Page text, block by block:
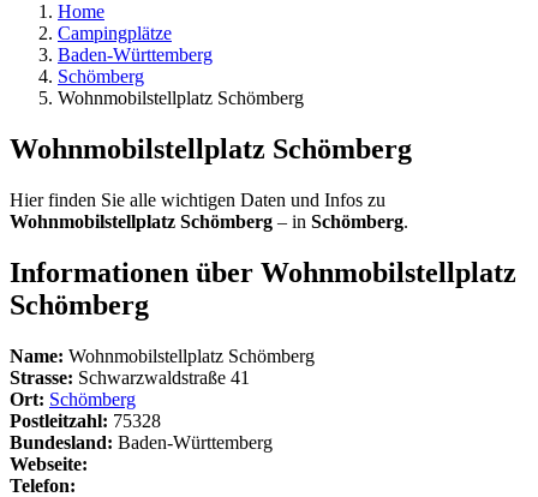
Home
Campingplätze
Baden-Württemberg
Schömberg
Wohnmobilstellplatz Schömberg
Wohnmobilstellplatz Schömberg
Hier finden Sie alle wichtigen Daten und Infos zu
Wohnmobilstellplatz Schömberg – in Schömberg.
Informationen über Wohnmobilstellplatz
Schömberg
Name: Wohnmobilstellplatz Schömberg
Strasse: Schwarzwaldstraße 41
Ort: Schömberg
Postleitzahl: 75328
Bundesland: Baden-Württemberg
Webseite:
Telefon: